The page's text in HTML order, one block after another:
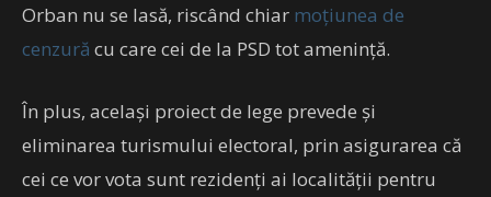
Orban nu se lasă, riscând chiar moțiunea de
cenzură cu care cei de la PSD tot amenință.
În plus, același proiect de lege prevede și
eliminarea turismului electoral, prin asigurarea că
cei ce vor vota sunt rezidenți ai localității pentru